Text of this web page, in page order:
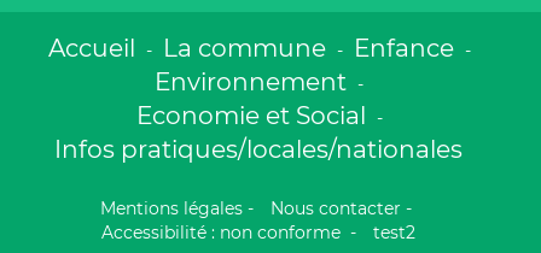
Accueil - La commune - Enfance -
Environnement -
Economie et Social -
Infos pratiques/locales/nationales
Mentions légales - Nous contacter -
Accessibilité : non conforme - test2